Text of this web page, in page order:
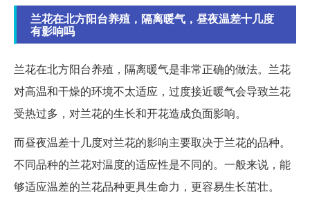
兰花在北方阳台养殖，隔离暖气，昼夜温差十几度
有影响吗
兰花在北方阳台养殖，隔离暖气是非常正确的做法。兰花
对高温和干燥的环境不太适应，过度接近暖气会导致兰花
受热过多，对兰花的生长和开花造成负面影响。
而昼夜温差十几度对兰花的影响主要取决于兰花的品种。
不同品种的兰花对温度的适应性是不同的。一般来说，能
够适应温差的兰花品种更具生命力，更容易生长茁壮。